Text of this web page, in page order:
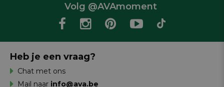
Volg @AVAmoment
Heb je een vraag?
Chat met ons
Mail naar info@ava.be